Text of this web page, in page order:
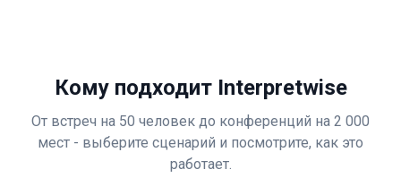
Кому подходит Interpretwise
От встреч на 50 человек до конференций на 2 000
мест - выберите сценарий и посмотрите, как это
работает.